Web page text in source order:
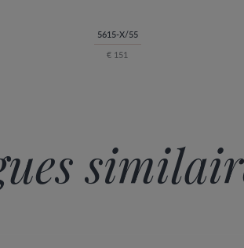
5615-X/55
€ 151